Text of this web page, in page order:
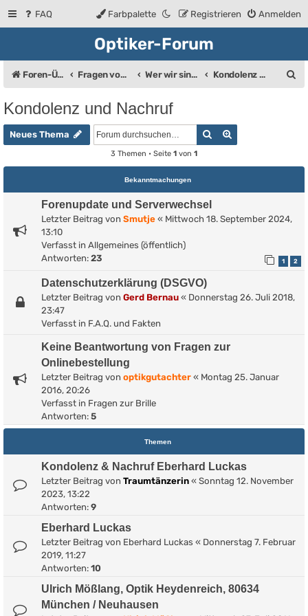
FAQ Anmelden
Registrieren
Farbpalette
Optiker-Forum
Foren-Übersicht Fragen vom Brillenträger an den Augenoptiker Wer wir sind ... Kondolenz und Nachruf
Kondolenz und Nachruf
Neues Thema Suche
3 Themen • Seite 1 von 1
Bekanntmachungen
Forenupdate und Serverwechsel
Letzter Beitrag von Smutje « Mittwoch 18. September 2024,
13:10
Verfasst in Allgemeines (öffentlich)
Antworten: 23 1 2
Datenschutzerklärung (DSGVO)
Letzter Beitrag von Gerd Bernau « Donnerstag 26. Juli 2018,
23:47
Verfasst in F.A.Q. und Fakten
Keine Beantwortung von Fragen zur
Onlinebestellung
Letzter Beitrag von optikgutachter « Montag 25. Januar
2016, 20:26
Verfasst in Fragen zur Brille
Antworten: 5
Themen
Kondolenz & Nachruf Eberhard Luckas
Letzter Beitrag von Traumtänzerin « Sonntag 12. November
2023, 13:22
Antworten: 9
Eberhard Luckas
Letzter Beitrag von Eberhard Luckas « Donnerstag 7. Februar
2019, 11:27
Antworten: 10
Ulrich Mößlang, Optik Heydenreich, 80634
München / Neuhausen